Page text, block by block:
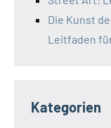
Die Kunst
Leitfaden
Kategorien